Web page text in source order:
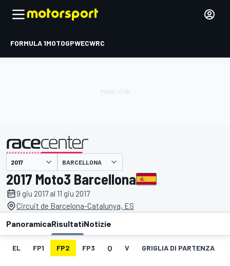
FORMULA 1MOTOGPWECWRC
presentato da BARCELLONA
2017 Moto3 Barcellona
9 giu 2017 al 11 giu 2017
Circuit de Barcelona-Catalunya, ES
PanoramicaRisultatiNotizie
EL FP1 FP2 FP3 Q V GRIGLIA DI PARTENZA